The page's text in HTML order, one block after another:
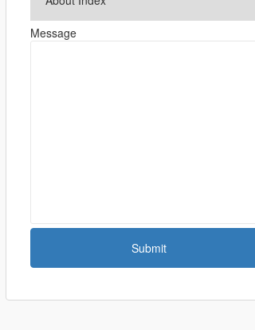
Message